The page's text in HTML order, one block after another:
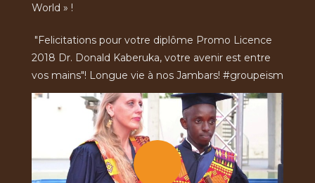
World » !
"Felicitations pour votre diplôme Promo Licence
2018 Dr. Donald Kaberuka, votre avenir est entre
vos mains"! Longue vie à nos Jambars! #groupeism
Graduation
Licence